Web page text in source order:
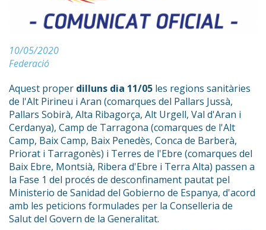
10/05/2020
Federació
Aquest proper dilluns dia 11/05 les regions sanitàries
de l'Alt Pirineu i Aran (comarques del Pallars Jussà,
Pallars Sobirà, Alta Ribagorça, Alt Urgell, Val d'Aran i
Cerdanya), Camp de Tarragona (comarques de l'Alt
Camp, Baix Camp, Baix Penedès, Conca de Barberà,
Priorat i Tarragonès) i Terres de l'Ebre (comarques del
Baix Ebre, Montsià, Ribera d'Ebre i Terra Alta) passen a
la Fase 1 del procés de desconfinament pautat pel
Ministerio de Sanidad del Gobierno de Espanya, d'acord
amb les peticions formulades per la Conselleria de
Salut del Govern de la Generalitat.